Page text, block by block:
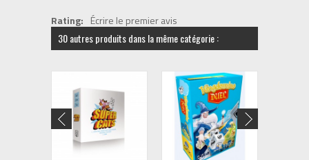
Rating: Écrire le premier avis
30 autres produits dans la même catégorie :